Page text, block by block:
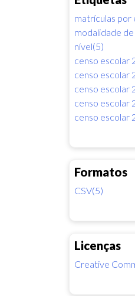
matrículas por
modalidade de
nível(5)
censo escolar
censo escolar
censo escolar
censo escolar
censo escolar
Formatos
CSV(5)
Licenças
Creative